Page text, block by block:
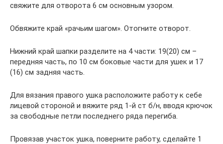
свяжите для отворота 6 см основным узором.
Обвяжите край «рачьим шагом». Отогните отворот.
Нижний край шапки разделите на 4 части: 19(20) см –
передняя часть, по 10 см боковые части для ушек и 17
(16) см задняя часть.
Для вязания правого ушка расположите работу к себе
лицевой стороной и вяжите ряд 1-й ст б/н, вводя крючок
за свободные петли последнего ряда перегиба.
Провязав участок ушка, поверните работу, сделайте 1